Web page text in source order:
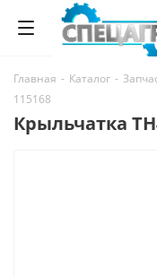
Главная - Каталог -
115168
Крыльчатка